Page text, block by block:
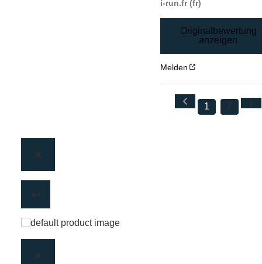
i-run.fr (fr)
Originalbewertung
anzeigen
Melden
1 7